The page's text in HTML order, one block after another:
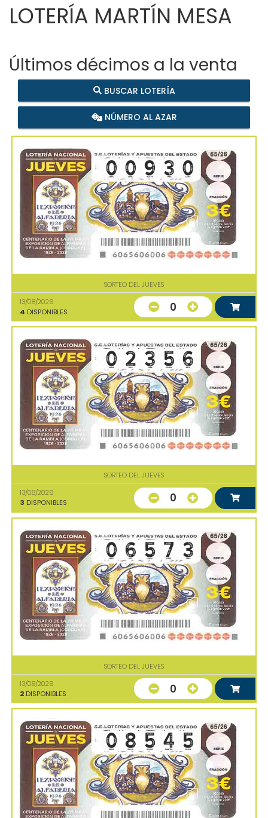
LOTERÍA MARTÍN MESA
Últimos décimos a la venta
BUSCAR LOTERÍA
NÚMERO AL AZAR
SORTEO DEL JUEVES
13/08/2026
4 DISPONIBLES 0
SORTEO DEL JUEVES
13/08/2026
3 DISPONIBLES 0
SORTEO DEL JUEVES
13/08/2026
2 DISPONIBLES 0